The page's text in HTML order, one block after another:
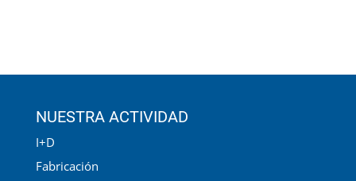
NUESTRA ACTIVIDAD
I+D
Fabricación